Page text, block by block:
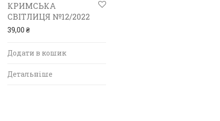
КРИМСЬКА
СВІТЛИЦЯ №12/2022
39,00 ₴
Додати в кошик
Детальніше